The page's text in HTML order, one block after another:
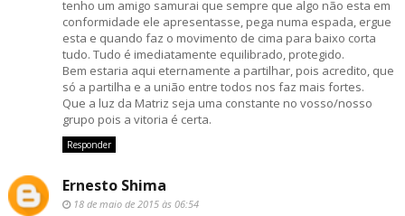
tenho um amigo samurai que sempre que algo não esta em
conformidade ele apresentasse, pega numa espada, ergue
esta e quando faz o movimento de cima para baixo corta
tudo. Tudo é imediatamente equilibrado, protegido.
Bem estaria aqui eternamente a partilhar, pois acredito, que
só a partilha e a união entre todos nos faz mais fortes.
Que a luz da Matriz seja uma constante no vosso/nosso
grupo pois a vitoria é certa.
Responder
Ernesto Shima
18 de maio de 2015 às 06:54